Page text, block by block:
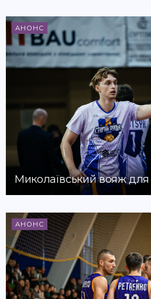
АНОНС
Миколаївський вояж для
АНОНС